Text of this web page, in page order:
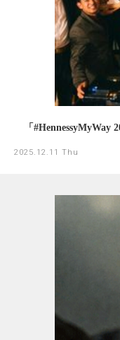
「
2025.12.11 Thu